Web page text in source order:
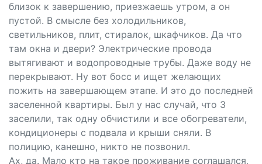
близок к завершению, приезжаешь утром, а он
пустой. В смысле без холодильников,
светильников, плит, стиралок, шкафчиков. Да что
там окна и двери? Электрические провода
вытягивают и водопроводные трубы. Даже воду не
перекрывают. Ну вот босс и ищет желающих
пожить на завершающем этапе. И это до последней
заселенной квартиры. Был у нас случай, что 3
заселили, так одну обчистили и все обогреватели,
кондиционеры с подвала и крыши сняли. В
полицию, канешно, никто не позвонил.
Ах, да. Мало кто на такое проживание соглашался,